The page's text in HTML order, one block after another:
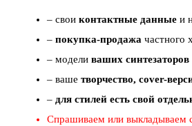
– свои контактные данные и
– покупка-продажа частного
– модели ваших
– ваше творчество, cover-
– для стилей есть свой
Спрашиваем или выкладываем